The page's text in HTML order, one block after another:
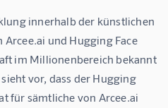
innerhalb der künstlichen
und Hugging Face
im Millionenbereich bekannt
vor, dass der Hugging
für sämtliche von Arcee.ai